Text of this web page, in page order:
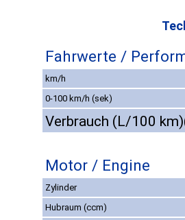
Fahrwerte /
km/h
0-100 km/h (sek)
Verbrauch (L/100 km)
Motor / Engine
Zylinder
Hubraum (ccm)